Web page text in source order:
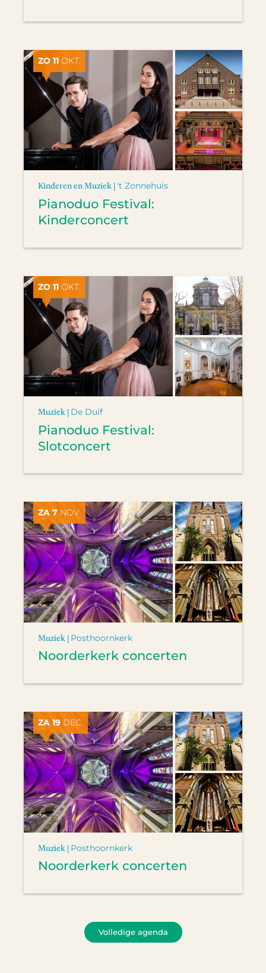
ZO 11 OKT.
Kinderen en Muziek | 't Zonnehuis
Pianoduo Festival:
Kinderconcert
ZO 11 OKT.
Muziek | De Duif
Pianoduo Festival:
Slotconcert
ZA 7 NOV.
Muziek | Posthoornkerk
Noorderkerk concerten
ZA 19 DEC.
Muziek | Posthoornkerk
Noorderkerk concerten
Volledige agenda